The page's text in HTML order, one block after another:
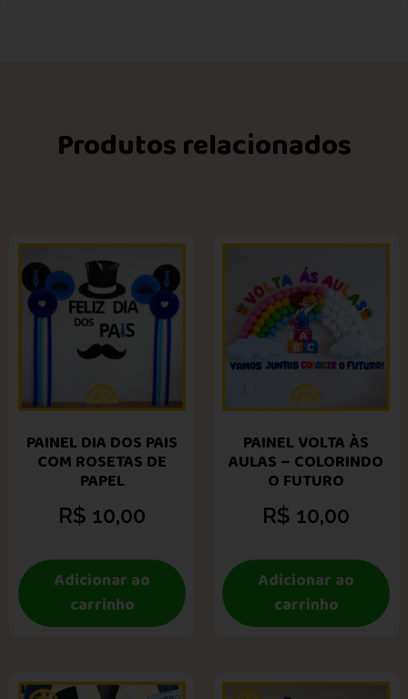
Produtos relacionados
PAINEL DIA DOS PAIS
COM ROSETAS DE
PAPEL
R$ 10,00
Adicionar ao
carrinho
PAINEL VOLTA ÀS
AULAS – COLORINDO
O FUTURO
R$ 10,00
Adicionar ao
carrinho